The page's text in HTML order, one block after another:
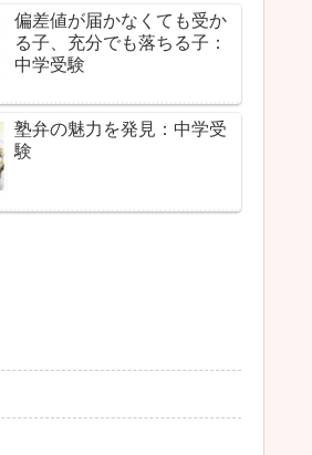
偏差値が届かなくても受か
る子、充分でも落ちる子：
中学受験
塾弁の魅力を発見：中学受
験